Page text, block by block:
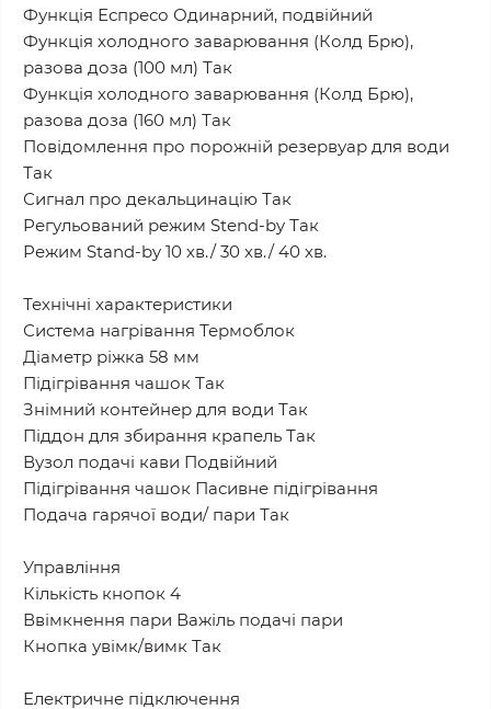
Функція Еспресо Одинарний, подвійний
Функція холодного заварювання (Колд Брю),
разова доза (100 мл) Так
Функція холодного заварювання (Колд Брю),
разова доза (160 мл) Так
Повідомлення про порожній резервуар для води
Так
Сигнал про декальцинацію Так
Регульований режим Stend-by Так
Режим Stand-by 10 хв./ 30 хв./ 40 хв.
Технічні характеристики
Система нагрівання Термоблок
Діаметр ріжка 58 мм
Підігрівання чашок Так
Знімний контейнер для води Так
Піддон для збирання крапель Так
Вузол подачі кави Подвійний
Підігрівання чашок Пасивне підігрівання
Подача гарячої води/ пари Так
Управління
Кількість кнопок 4
Ввімкнення пари Важіль подачі пари
Кнопка увімк/вимк Так
Електричне підключення